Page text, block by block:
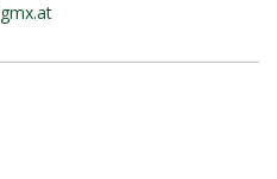
gmx.at